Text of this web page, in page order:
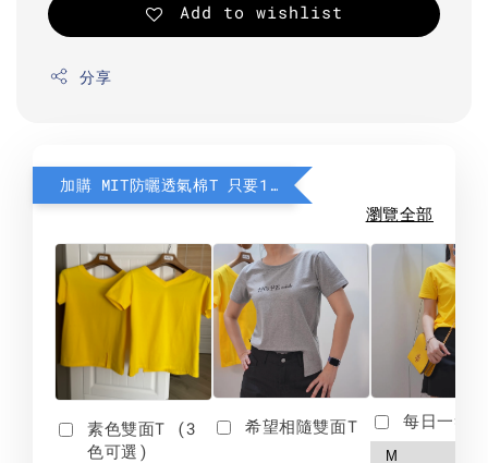
Add to wishlist
分享
加購 MIT防曬透氣棉T 只要190元
瀏覽全部
素色雙面T (3
色可選)
希望相隨雙面T 每日一笑